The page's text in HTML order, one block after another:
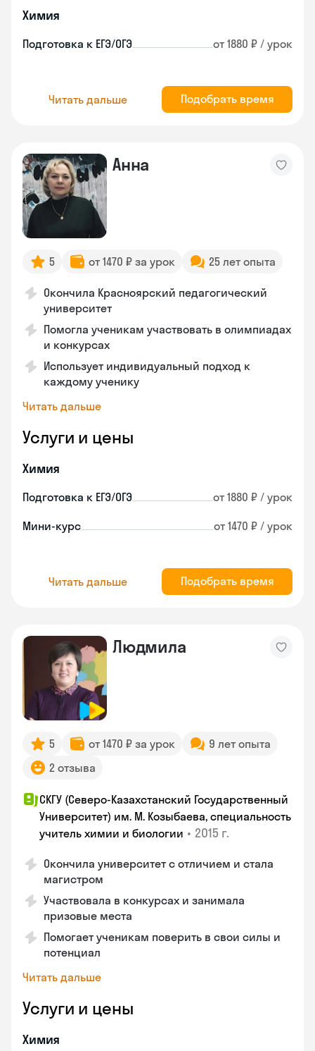
Химия
Подготовка к ЕГЭ/ОГЭ от 1880 ₽ / урок
Читать дальше Подобрать время
Анна
5 от 1470 ₽ за урок 25 лет опыта
Окончила Красноярский педагогический
университет
Помогла ученикам участвовать в олимпиадах
и конкурсах
Использует индивидуальный подход к
каждому ученику
Читать дальше
Услуги и цены
Химия
Подготовка к ЕГЭ/ОГЭ от 1880 ₽ / урок
Мини-курс от 1470 ₽ / урок
Читать дальше Подобрать время
Людмила
5 от 1470 ₽ за урок
9 лет опыта
2 отзыва
СКГУ (Северо-Казахстанский Государственный
Университет) им. М. Козыбаева, специальность
учитель химии и биологии • 2015 г.
Окончила университет с отличием и стала
магистром
Участвовала в конкурсах и занимала
призовые места
Помогает ученикам поверить в свои силы и
потенциал
Читать дальше
Услуги и цены
Химия